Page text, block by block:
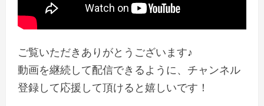
ご覧いただきありがとうございます♪
動画を継続して配信できるように、チャンネル
登録して応援して頂けると嬉しいです！